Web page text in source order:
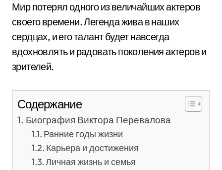
Мир потерял одного из величайших актеров
своего времени. Легенда жива в наших
сердцах, и его талант будет навсегда
вдохновлять и радовать поколения актеров и
зрителей.
Содержание
Биография Виктора Перевалова
Ранние годы жизни
Карьера и достижения
Личная жизнь и семья